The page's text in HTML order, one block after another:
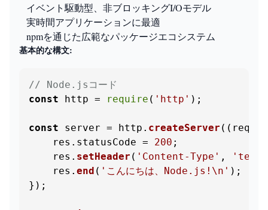
イベント駆動型、非ブロッキングI/Oモデル
実時間アプリケーションに最適
npmを通じた広範なパッケージエコシステム
基本的な構文:
// Node.jsコード
const http = require ( 'http' );
const server = http. createServer ( ( req,
    res.
statusCode = 200 ;
    res.
setHeader ( 'Content-Type' ,
    res.
end ( 'こんにちは、Node.js!\n' );
});